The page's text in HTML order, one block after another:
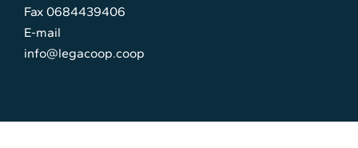
Fax 0684439406
E-mail
info@legacoop.coop